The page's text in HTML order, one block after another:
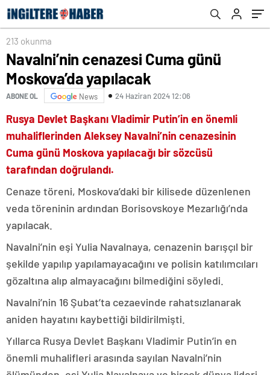
213 okunma
Navalni’nin cenazesi Cuma günü
Moskova’da yapılacak
ABONE OL News 24 Haziran 2024 12:06
Rusya Devlet Başkanı Vladimir Putin’in en önemli
muhaliflerinden Aleksey Navalni’nin cenazesinin
Cuma günü Moskova yapılacağı bir sözcüsü
tarafından doğrulandı.
Cenaze töreni, Moskova’daki bir kilisede düzenlenen
veda töreninin ardından Borisovskoye Mezarlığı’nda
yapılacak.
Navalni’nin eşi Yulia Navalnaya, cenazenin barışçıl bir
şekilde yapılıp yapılamayacağını ve polisin katılımcıları
gözaltına alıp almayacağını bilmediğini söyledi.
Navalni’nin 16 Şubat’ta cezaevinde rahatsızlanarak
aniden hayatını kaybettiği bildirilmişti.
Yıllarca Rusya Devlet Başkanı Vladimir Putin’in en
önemli muhalifleri arasında sayılan Navalni’nin